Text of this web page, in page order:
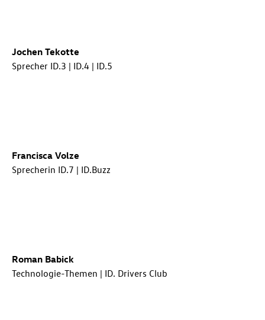
Jochen Tekotte
Sprecher ID.3 | ID.4 | ID.5
Francisca Volze
Sprecherin ID.7 | ID.Buzz
Roman Babick
Technologie-Themen | ID. Drivers Club